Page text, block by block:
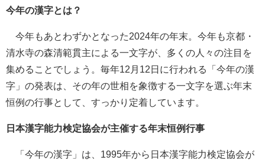
今年の漢字とは？
今年もあとわずかとなった2024年の年末。今年も京都・
清水寺の森清範貫主による一文字が、多くの人々の注目を
集めることでしょう。毎年12月12日に行われる「今年の漢
字」の発表は、その年の世相を象徴する一文字を選ぶ年末
恒例の行事として、すっかり定着しています。
日本漢字能力検定協会が主催する年末恒例行事
「今年の漢字」は、1995年から日本漢字能力検定協会が